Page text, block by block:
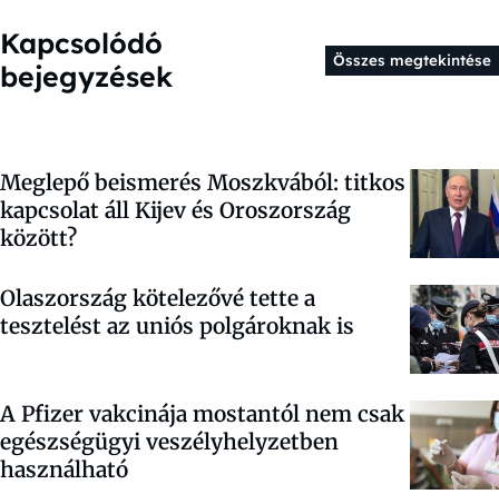
Kapcsolódó
bejegyzések
Összes megtekintése
Meglepő beismerés Moszkvából: titkos
kapcsolat áll Kijev és Oroszország
között?
Olaszország kötelezővé tette a
tesztelést az uniós polgároknak is
A Pfizer vakcinája mostantól nem csak
egészségügyi veszélyhelyzetben
használható